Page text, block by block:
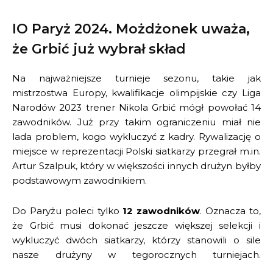
IO Paryż 2024. Możdżonek uważa,
że Grbić już wybrał skład
Na najważniejsze turnieje sezonu, takie jak
mistrzostwa Europy, kwalifikacje olimpijskie czy Liga
Narodów 2023 trener Nikola Grbić mógł powołać 14
zawodników. Już przy takim ograniczeniu miał nie
lada problem, kogo wykluczyć z kadry. Rywalizację o
miejsce w reprezentacji Polski siatkarzy przegrał m.in.
Artur Szalpuk, który w większości innych drużyn byłby
podstawowym zawodnikiem.
Do Paryżu poleci tylko 12 zawodników. Oznacza to,
że Grbić musi dokonać jeszcze większej selekcji i
wykluczyć dwóch siatkarzy, którzy stanowili o sile
nasze drużyny w tegorocznych turniejach.